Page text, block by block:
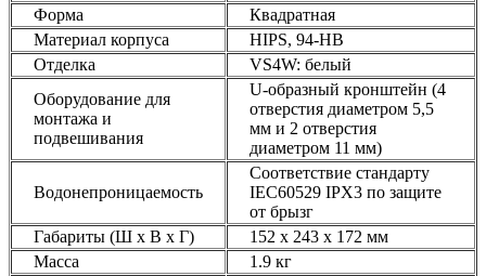
Форма
Квадратная
Материал корпуса
HIPS, 94-HB
Отделка
VS4W: белый
Оборудование для
монтажа и
подвешивания
U-образный кронштейн (4
отверстия диаметром 5,5
мм и 2 отверстия
диаметром 11 мм)
Водонепроницаемость
Соответствие стандарту
IEC60529 IPX3 по защите
от брызг
Габариты (Ш х В х Г)
152 х 243 х 172 мм
Масса
1.9 кг